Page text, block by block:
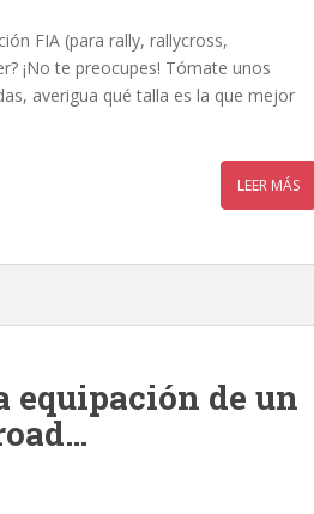
FIA (para rally, rallycross,
¡No te preocupes! Tómate unos
averigua qué talla es la que mejor
LEER MÁS
equipación de un